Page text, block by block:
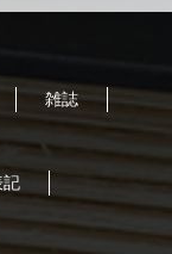
雑誌
記